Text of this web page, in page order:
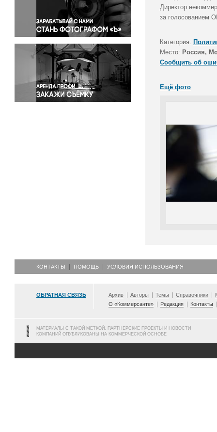
Правосудие
Происшествия и конфликты
Религия
Светская жизнь
Спорт
Экология
Экономика и бизнес
Директор
за голосованием
Категория:
Место: Россия,
Сообщить об
Ещё фото
КОНТАКТЫ ПОМОЩЬ УСЛОВИЯ ИСПОЛЬЗОВАНИЯ
ОБРАТНАЯ СВЯЗЬ Архив Авторы Темы Справочники
О «Коммерсанте»
Редакция Контакты
МАТЕРИАЛЫ С ТАКОЙ МЕТКОЙ, ПАРТНЕРСКИЕ ПРОЕКТЫ И НОВОСТИ
КОМПАНИЙ ОПУБЛИКОВАНЫ НА КОММЕРЧЕСКОЙ ОСНОВЕ